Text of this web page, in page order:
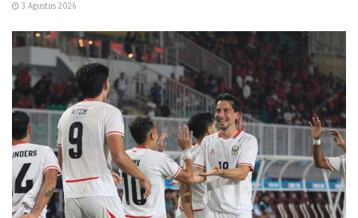
3 Agustus 2026